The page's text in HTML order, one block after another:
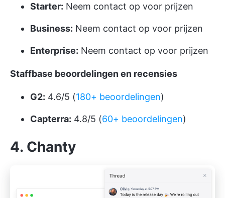
Starter: Neem contact op voor prijzen
Business: Neem contact op voor prijzen
Enterprise: Neem contact op voor prijzen
Staffbase beoordelingen en recensies
G2: 4.6/5 (180+ beoordelingen)
Capterra: 4.8/5 (60+ beoordelingen)
4. Chanty